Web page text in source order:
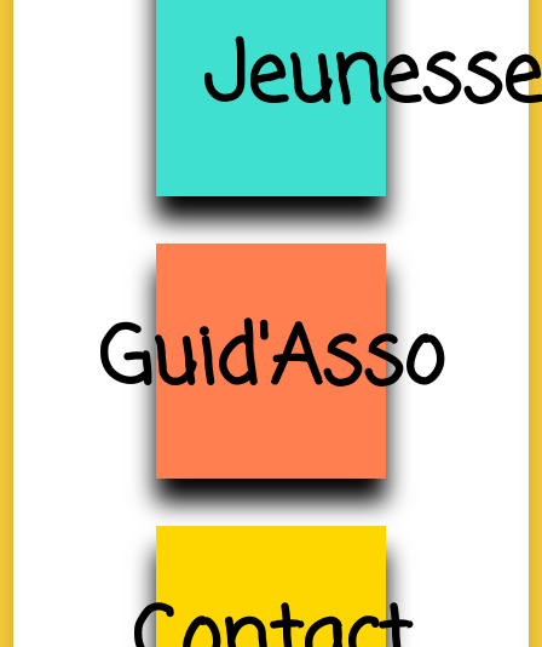
Jeunesse
Guid'Asso